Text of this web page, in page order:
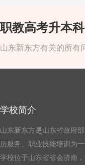
职教高考升本
山东新东方有关的所有
学校简介
山东新东方是山东省政府
历服务、职业技能培训为
学校位于山东省省会济南